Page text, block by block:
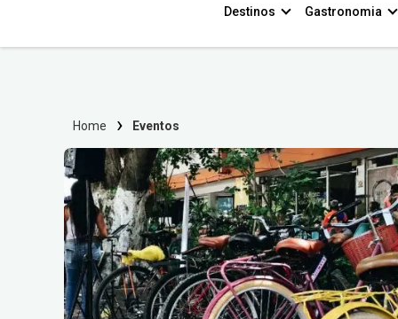
Destinos Gastronomia
Home Eventos